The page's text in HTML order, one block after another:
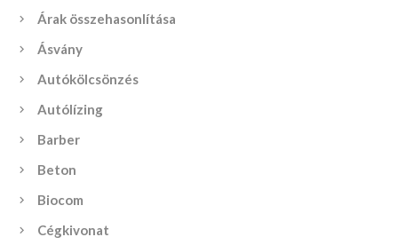
Árak összehasonlítása
Ásvány
Autókölcsönzés
Autólízing
Barber
Beton
Biocom
Cégkivonat